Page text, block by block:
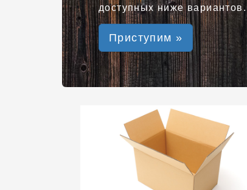
доступных ниже вариантов.
Приступим »